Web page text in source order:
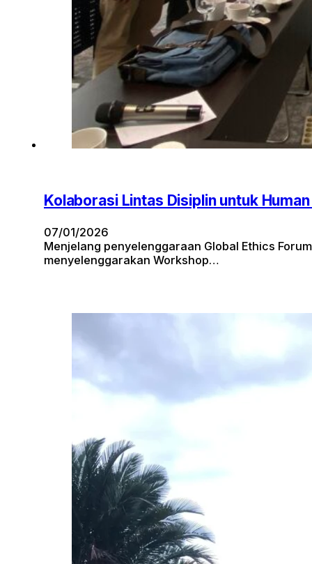
Kolaborasi Lintas Disiplin untuk
07/01/2026
Menjelang penyelenggaraan Global Ethics
menyelenggarakan Workshop…